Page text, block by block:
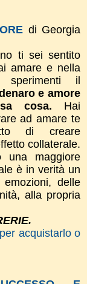
di Georgia
ti sei sentito
amare e nella
sperimenti il
e amore
cosa. Hai
ad amare te
di creare
collaterale.
una maggiore
è in verità un
delle
alla propria
acquistarlo o